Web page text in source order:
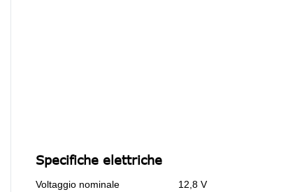
Specifiche elettriche
Voltaggio nominale 12,8 V